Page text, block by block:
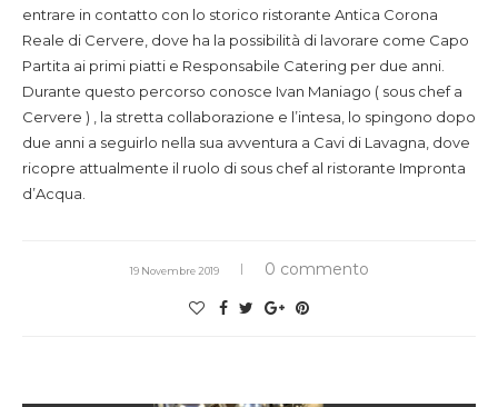
entrare in contatto con lo storico ristorante Antica Corona
Reale di Cervere, dove ha la possibilità di lavorare come Capo
Partita ai primi piatti e Responsabile Catering per due anni.
Durante questo percorso conosce Ivan Maniago ( sous chef a
Cervere ) , la stretta collaborazione e l’intesa, lo spingono dopo
due anni a seguirlo nella sua avventura a Cavi di Lavagna, dove
ricopre attualmente il ruolo di sous chef al ristorante Impronta
d’Acqua.
19 Novembre 2019 0 commento